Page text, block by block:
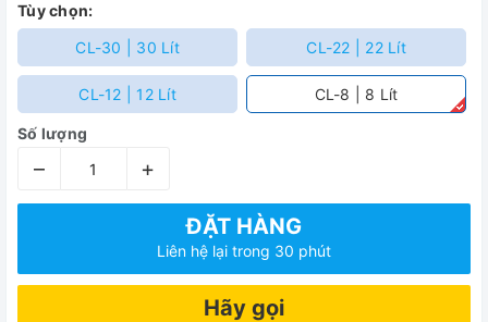
Tùy chọn:
CL-30 | 30 Lít
CL-22 | 22 Lít
CL-12 | 12 Lít CL-8 | 8 Lít
Số lượng
– +
ĐẶT HÀNG
Liên hệ lại trong 30 phút
Hãy gọi